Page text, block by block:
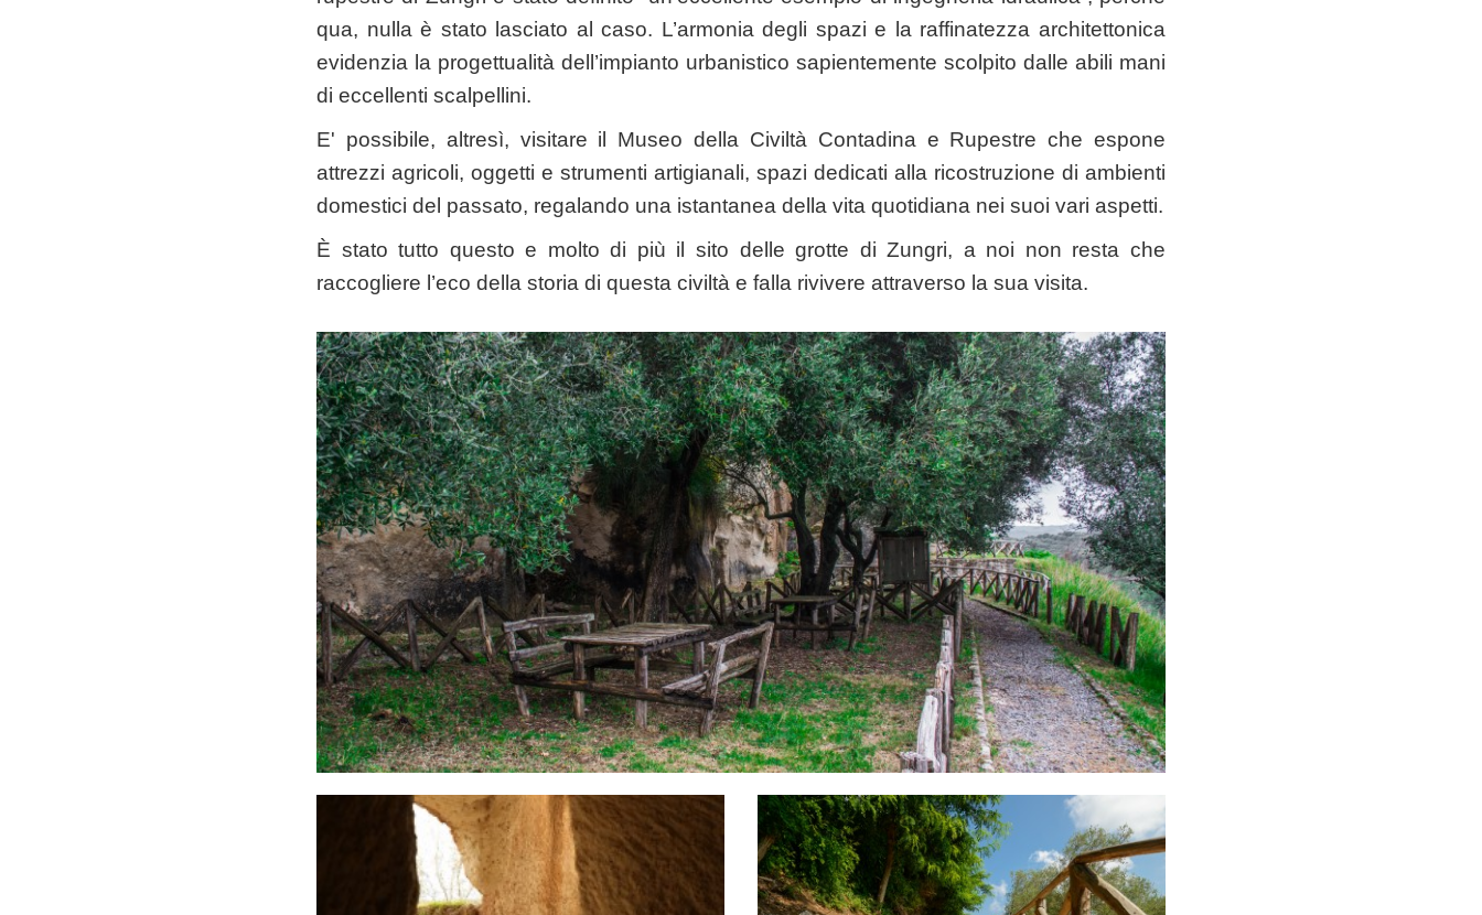
qua, nulla è stato lasciato al caso. L’armonia degli spazi e la raffinatezza architettonica
evidenzia la progettualità dell’impianto urbanistico sapientemente scolpito dalle abili mani
di eccellenti scalpellini.
E' possibile, altresì, visitare il Museo della Civiltà Contadina e Rupestre che espone
attrezzi agricoli, oggetti e strumenti artigianali, spazi dedicati alla ricostruzione di ambienti
domestici del passato, regalando una istantanea della vita quotidiana nei suoi vari aspetti.
È stato tutto questo e molto di più il sito delle grotte di Zungri, a noi non resta che
raccogliere l’eco della storia di questa civiltà e falla rivivere attraverso la sua visita.